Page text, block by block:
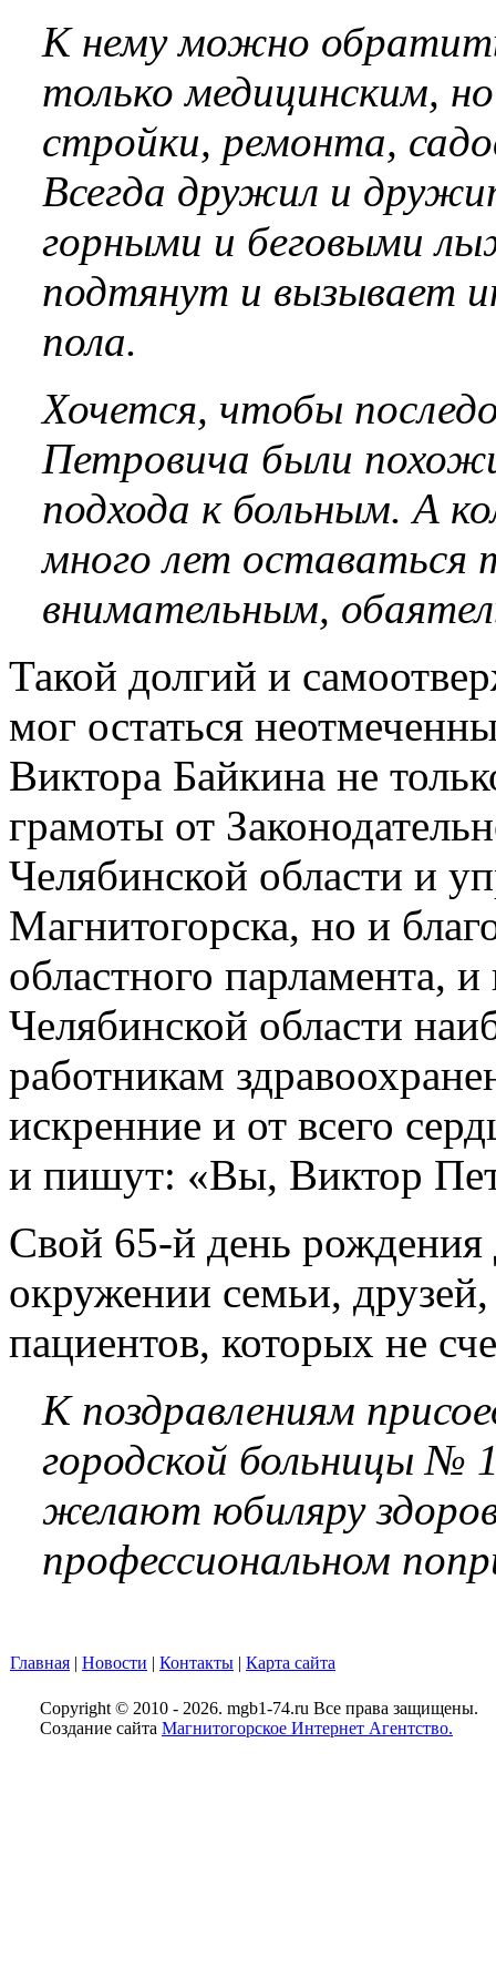
К нему можно
только медицинским,
стройки, ремонта,
Всегда дружил и
горными и беговыми
подтянут и вызывает
пола.
Хочется, чтобы
Петровича были
подхода к больным. А
много лет
внимательным,
Такой долгий и
мог остаться
Виктора Байкина не
грамоты от
Челябинской области и
Магнитогорска, но и
областного парламента,
Челябинской области
работникам
искренние и от всего
и пишут: «Вы, Виктор
Свой 65-й день рождения
окружении семьи,
пациентов, которых не
К поздравлениям
городской больницы №
желают юбиляру
профессиональном
Главная | Новости | Контакты | Карта сайта
Copyright © 2010 - 2026. mgb1-74.ru Все права защищены.
Создание сайта Магнитогорское Интернет Агентство.